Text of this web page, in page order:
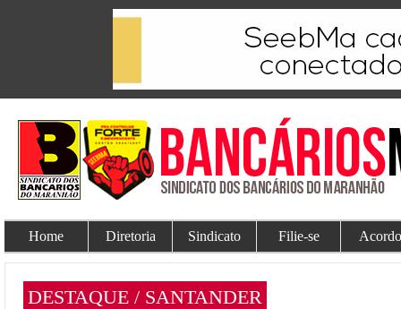
Home Diretoria Sindicato Filie-se
DESTAQUE / SANTANDER